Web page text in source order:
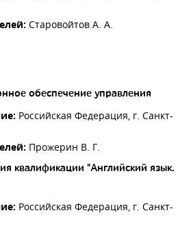
Старовойтов А. А.
обеспечение управления
Российская Федерация, г. Санкт-
Прожерин В. Г.
квалификации "Английский язык.
Российская Федерация, г. Санкт-